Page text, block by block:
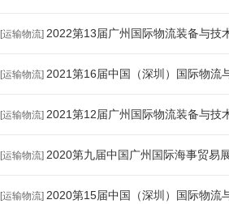
[运输物流] 2022第13届广州国际物流装备与技
[运输物流] 2021第16届中国（深圳）国际物流
[运输物流] 2021第12届广州国际物流装备与技
[运输物流] 2020第九届中国广州国际海事贸易
[运输物流] 2020第15届中国（深圳）国际物流